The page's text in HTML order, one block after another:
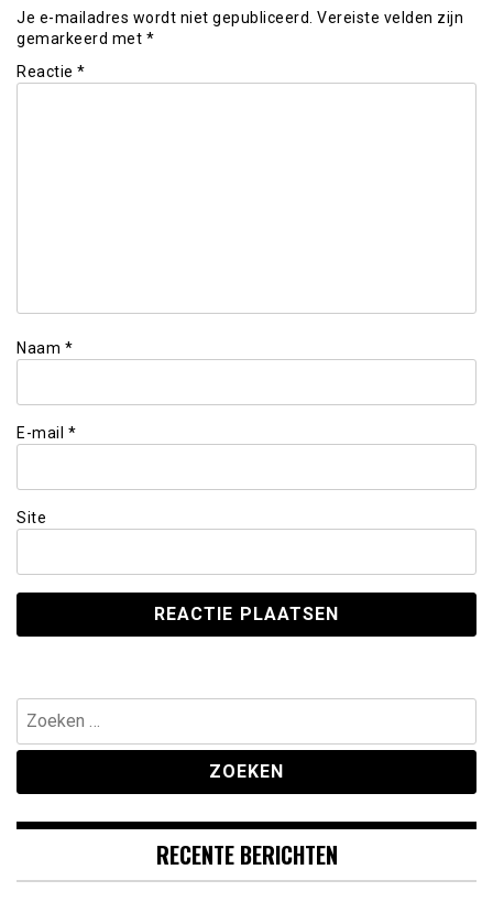
Je e-mailadres wordt niet gepubliceerd. Vereiste velden zijn
gemarkeerd met *
Reactie *
Naam *
E-mail *
Site
Zoeken
naar:
RECENTE BERICHTEN